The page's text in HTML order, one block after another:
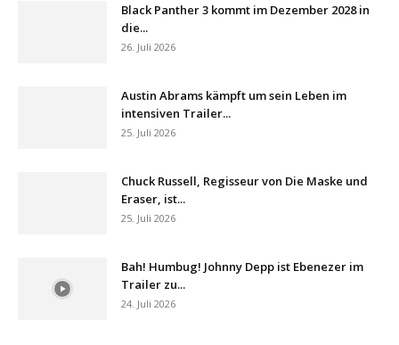
Black Panther 3 kommt im Dezember 2028 in
die...
26. Juli 2026
Austin Abrams kämpft um sein Leben im
intensiven Trailer...
25. Juli 2026
Chuck Russell, Regisseur von Die Maske und
Eraser, ist...
25. Juli 2026
Bah! Humbug! Johnny Depp ist Ebenezer im
Trailer zu...
24. Juli 2026